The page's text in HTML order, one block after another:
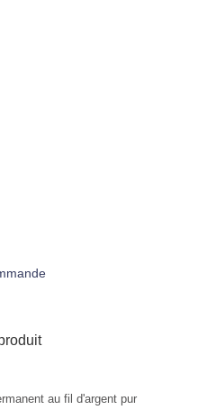
au fil d'argent pur